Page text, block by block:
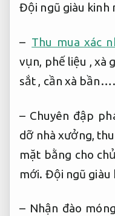
Đội ngũ giàu kinh
– Thu mua xác
vụn, phế liệu , xà
sắt , cần xà
– Chuyên đập
dỡ nhà xưởng,
mặt bằng cho
mới. Đội ngũ giàu
– Nhận đào